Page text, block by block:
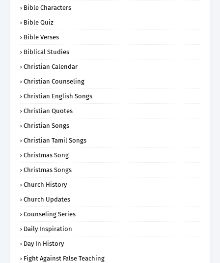
Bible Characters
Bible Quiz
Bible Verses
Biblical Studies
Christian Calendar
Christian Counseling
Christian English Songs
Christian Quotes
Christian Songs
Christian Tamil Songs
Christmas Song
Christmas Songs
Church History
Church Updates
Counseling Series
Daily Inspiration
Day In History
Fight Against False Teaching